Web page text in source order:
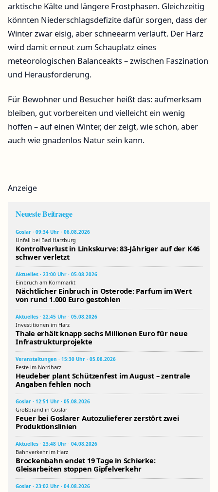
arktische Kälte und längere Frostphasen. Gleichzeitig
könnten Niederschlagsdefizite dafür sorgen, dass der
Winter zwar eisig, aber schneearm verläuft. Der Harz
wird damit erneut zum Schauplatz eines
meteorologischen Balanceakts – zwischen Faszination
und Herausforderung.
Für Bewohner und Besucher heißt das: aufmerksam
bleiben, gut vorbereiten und vielleicht ein wenig
hoffen – auf einen Winter, der zeigt, wie schön, aber
auch wie gnadenlos Natur sein kann.
Anzeige
Neueste Beitraege
Goslar · 09:34 Uhr · 06.08.2026
Unfall bei Bad Harzburg
Kontrollverlust in Linkskurve: 83-Jähriger auf der K46
schwer verletzt
Aktuelles · 23:00 Uhr · 05.08.2026
Einbruch am Kornmarkt
Nächtlicher Einbruch in Osterode: Parfum im Wert
von rund 1.000 Euro gestohlen
Aktuelles · 22:45 Uhr · 05.08.2026
Investitionen im Harz
Thale erhält knapp sechs Millionen Euro für neue
Infrastrukturprojekte
Veranstaltungen · 15:30 Uhr · 05.08.2026
Feste im Nordharz
Heudeber plant Schützenfest im August – zentrale
Angaben fehlen noch
Goslar · 12:51 Uhr · 05.08.2026
Großbrand in Goslar
Feuer bei Goslarer Autozulieferer zerstört zwei
Produktionslinien
Aktuelles · 23:48 Uhr · 04.08.2026
Bahnverkehr im Harz
Brockenbahn endet 19 Tage in Schierke:
Gleisarbeiten stoppen Gipfelverkehr
Goslar · 23:02 Uhr · 04.08.2026